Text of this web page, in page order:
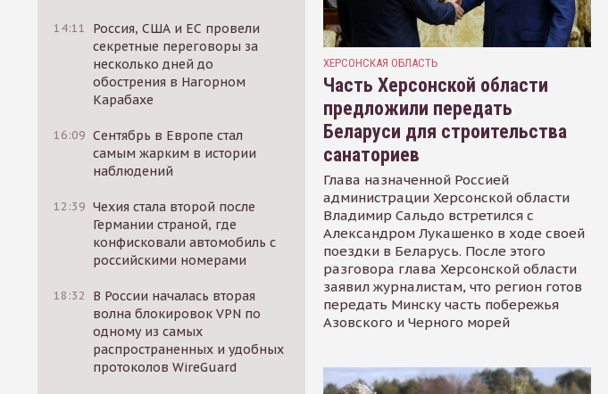
14:11
Россия, США и ЕС провели
секретные переговоры за
несколько дней до
обострения в Нагорном
Карабахе
16:09 Сентябрь в Европе стал
самым жарким в истории
наблюдений
12:39 Чехия стала второй после
Германии страной, где
конфисковали автомобиль с
российскими номерами
18:32
В России началась вторая
волна блокировок VPN по
одному из самых
распространенных и удобных
протоколов WireGuard
ХЕРСОНСКАЯ ОБЛАСТЬ
Часть Херсонской области
предложили передать
Беларуси для строительства
санаториев
Глава назначенной Россией
администрации Херсонской области
Владимир Сальдо встретился с
Александром Лукашенко в ходе своей
поездки в Беларусь. После этого
разговора глава Херсонской области
заявил журналистам, что регион готов
передать Минску часть побережья
Азовского и Черного морей